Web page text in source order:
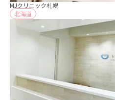
MJクリニック札幌
北海道